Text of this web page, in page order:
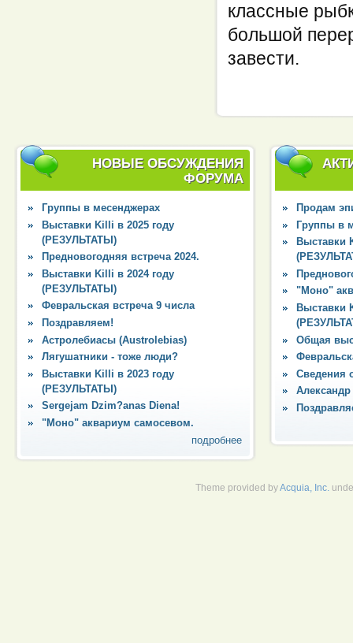
классные
большой
завести.
НОВЫЕ ОБСУЖДЕНИЯ
ФОРУМА
Группы в месенджерах
Выставки Killi в 2025 году
(РЕЗУЛЬТАТЫ)
Предновогодняя встреча 2024.
Выставки Killi в 2024 году
(РЕЗУЛЬТАТЫ)
Февральская встреча 9 числа
Поздравляем!
Астролебиасы (Austrolebias)
Лягушатники - тоже люди?
Выставки Killi в 2023 году
(РЕЗУЛЬТАТЫ)
Sergejam Dzim?anas Diena!
"Моно" аквариум самосевом.
подробнее
Продам
Группы в
Выставки
"Моно"
Выставки
Общая
Сведения
Theme provided byAcquia, Inc.